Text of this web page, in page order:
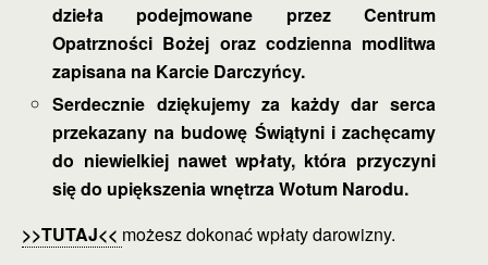
dzieła podejmowane przez Centrum
Opatrzności Bożej oraz codzienna modlitwa
zapisana na Karcie Darczyńcy.
Serdecznie dziękujemy za każdy dar serca
przekazany na budowę Świątyni i zachęcamy
do niewielkiej nawet wpłaty, która przyczyni
się do upiększenia wnętrza Wotum Narodu.
>>TUTAJ<< możesz dokonać wpłaty darowizny.